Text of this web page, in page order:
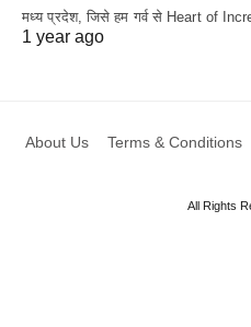
मध्य प्रदेश, जिसे हम गर्व से Heart of
1 year ago
About Us Terms & Conditions
All Rights